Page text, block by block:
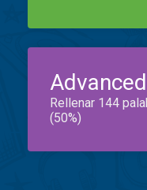
Advanced
Rellenar 144
(50%)